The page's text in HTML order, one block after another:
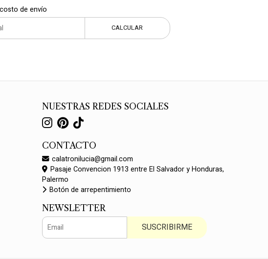
de envío
CALCULAR
NUESTRAS REDES SOCIALES
CONTACTO
calatronilucia@gmail.com
Pasaje Convencion 1913 entre El Salvador y Honduras,
Palermo
Botón de arrepentimiento
NEWSLETTER
SUSCRIBIRME